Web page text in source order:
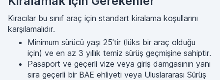
Kiracılar bu sınıf araç için standart kiralama koşullarını
karşılamalıdır.
Minimum sürücü yaşı 25'tir (lüks bir araç olduğu
için) ve en az 3 yıllık temiz sürüş geçmişine sahiptir.
Pasaport ve geçerli vize veya giriş damgasının yanı
sıra geçerli bir BAE ehliyeti veya Uluslararası Sürüş